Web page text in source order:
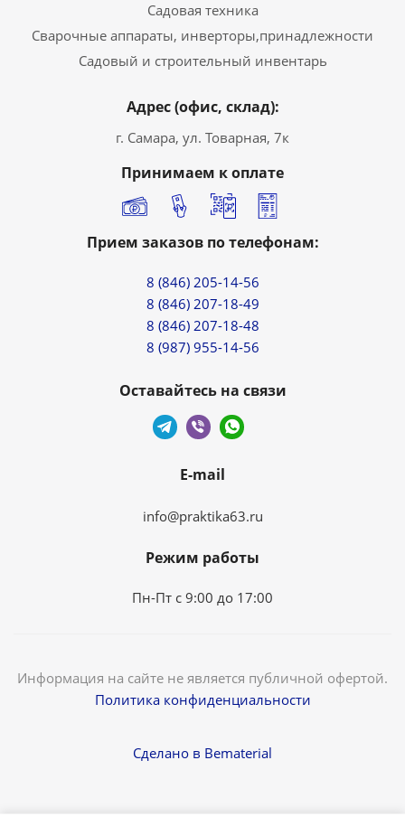
Садовая техника
Сварочные аппараты, инверторы,принадлежности
Садовый и строительный инвентарь
Адрес (офис, склад):
г. Самара, ул. Товарная, 7к
Принимаем к оплате
Прием заказов по телефонам:
8 (846) 205-14-56
8 (846) 207-18-49
8 (846) 207-18-48
8 (987) 955-14-56
Оставайтесь на связи
E-mail
info@praktika63.ru
Режим работы
Пн-Пт с 9:00 до 17:00
Информация на сайте не является публичной офертой.
Политика конфиденциальности
Сделано в Bematerial